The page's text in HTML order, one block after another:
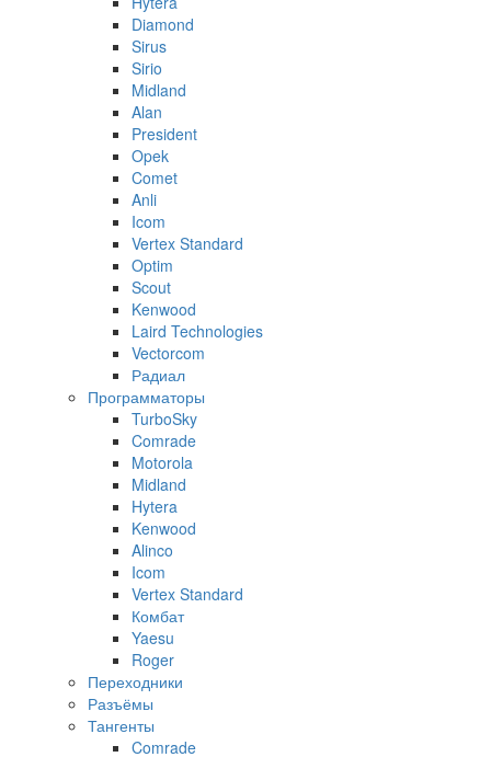
Diamond
Sirus
Sirio
Midland
Alan
President
Opek
Comet
Anli
Icom
Vertex Standard
Optim
Scout
Kenwood
Laird Technologies
Vectorcom
Радиал
Программаторы
TurboSky
Comrade
Motorola
Midland
Hytera
Kenwood
Alinco
Icom
Vertex Standard
Комбат
Yaesu
Roger
Переходники
Разъёмы
Тангенты
Comrade